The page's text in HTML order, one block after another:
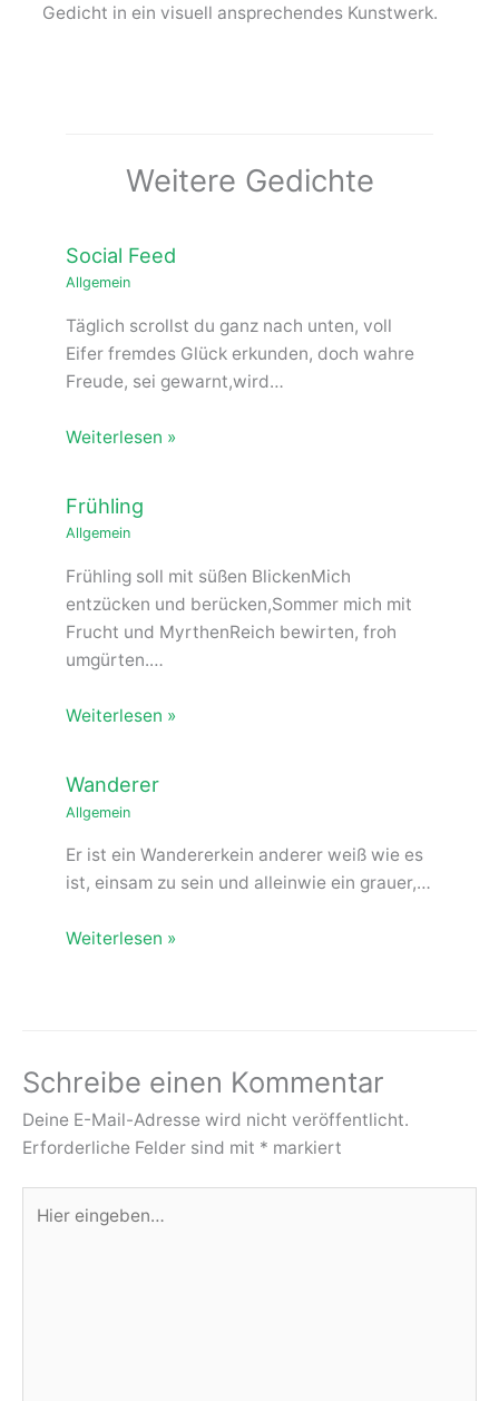
Gedicht in ein visuell ansprechendes Kunstwerk.
Weitere Gedichte
Social Feed
Allgemein
Täglich scrollst du ganz nach unten, voll
Eifer fremdes Glück erkunden, doch wahre
Freude, sei gewarnt,wird…
Weiterlesen »
Frühling
Allgemein
Frühling soll mit süßen BlickenMich
entzücken und berücken,Sommer mich mit
Frucht und MyrthenReich bewirten, froh
umgürten.…
Weiterlesen »
Wanderer
Allgemein
Er ist ein Wandererkein anderer weiß wie es
ist, einsam zu sein und alleinwie ein grauer,…
Weiterlesen »
Schreibe einen Kommentar
Deine E-Mail-Adresse wird nicht veröffentlicht.
Erforderliche Felder sind mit * markiert
eingeben…